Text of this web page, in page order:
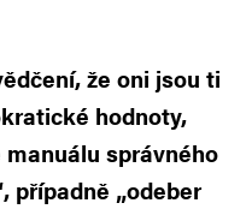
že oni jsou ti
hodnoty,
správného
případně „odeber